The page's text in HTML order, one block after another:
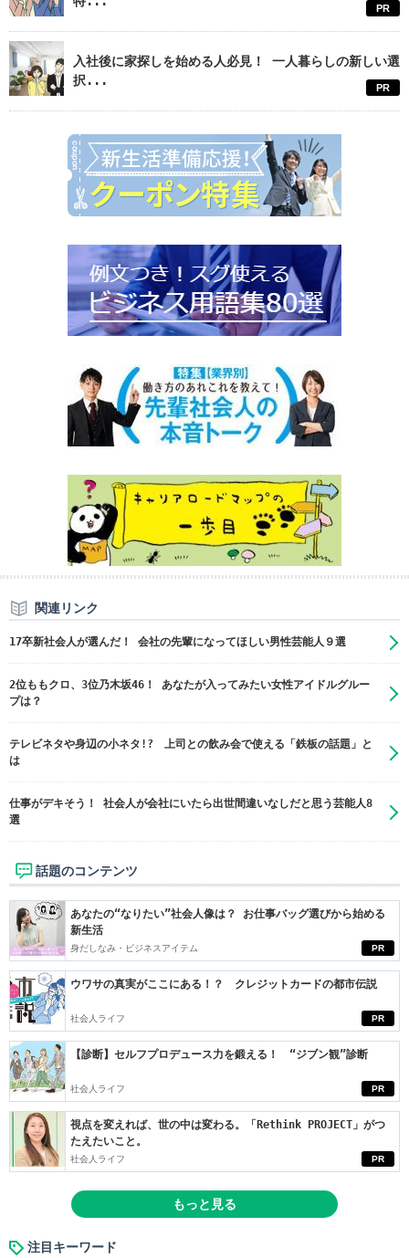
PR
入社後に家探しを始める人必見！ 一人暮らしの新しい選
択...
PR
関連リンク
17卒新社会人が選んだ！ 会社の先輩になってほしい男性芸能人９選
2位ももクロ、3位乃木坂46！ あなたが入ってみたい女性アイドルグルー
プは？
テレビネタや身辺の小ネタ!? 上司との飲み会で使える「鉄板の話題」と
は
仕事がデキそう！ 社会人が会社にいたら出世間違いなしだと思う芸能人8
選
話題のコンテンツ
PR
あなたの“なりたい”社会人像は？ お仕事バッグ選びから始める
新生活
身だしなみ・ビジネスアイテム
PR
ウワサの真実がここにある！？ クレジットカードの都市伝説
社会人ライフ
PR
【診断】セルフプロデュース力を鍛える！ “ジブン観”診断
社会人ライフ
PR
視点を変えれば、世の中は変わる。「Rethink PROJECT」がつ
たえたいこと。
社会人ライフ
もっと見る
注目キーワード